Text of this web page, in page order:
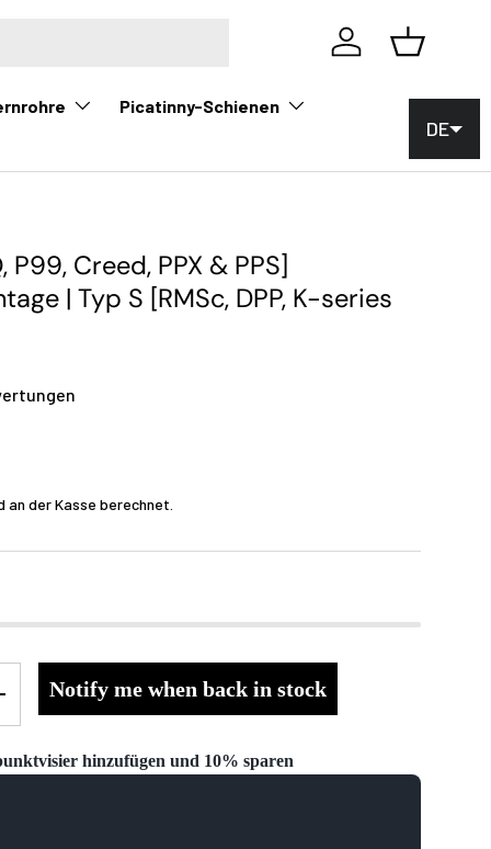
Einloggen
Korb
Picatinny-Schienen
P99, Creed, PPX & PPS]
| Typ S [RMSc, DPP, K-series
an der Kasse berechnet.
Notify me when back in stock
hinzufügen und 10% sparen
buttons to navigate through product recommendations, or scroll
DE